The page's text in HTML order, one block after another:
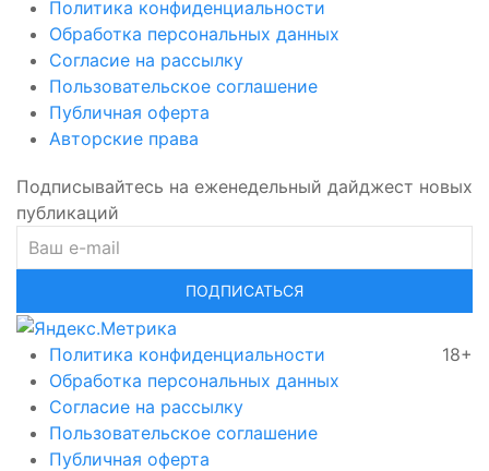
Политика конфиденциальности
Обработка персональных данных
Согласие на рассылку
Пользовательское соглашение
Публичная оферта
Авторские права
Подписывайтесь на еженедельный дайджест новых
публикаций
ПОДПИСАТЬСЯ
Политика конфиденциальности
Обработка персональных данных
Согласие на рассылку
Пользовательское соглашение
Публичная оферта
18+